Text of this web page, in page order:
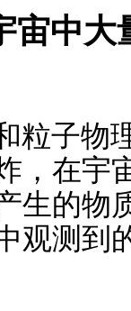
宙中大
粒子物
，在宇
生的物
观测到